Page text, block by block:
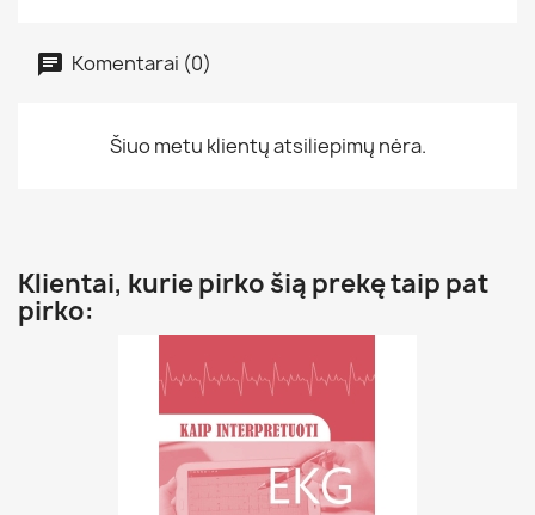
Komentarai (0)
Šiuo metu klientų atsiliepimų nėra.
Klientai, kurie pirko šią prekę taip pat
pirko: